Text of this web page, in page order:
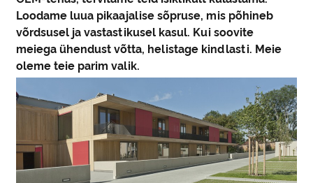
Loodame luua pikaajalise sõpruse, mis põhineb
võrdsusel ja vastastikusel kasul. Kui soovite
meiega ühendust võtta, helistage kindlasti. Meie
oleme teie parim valik.